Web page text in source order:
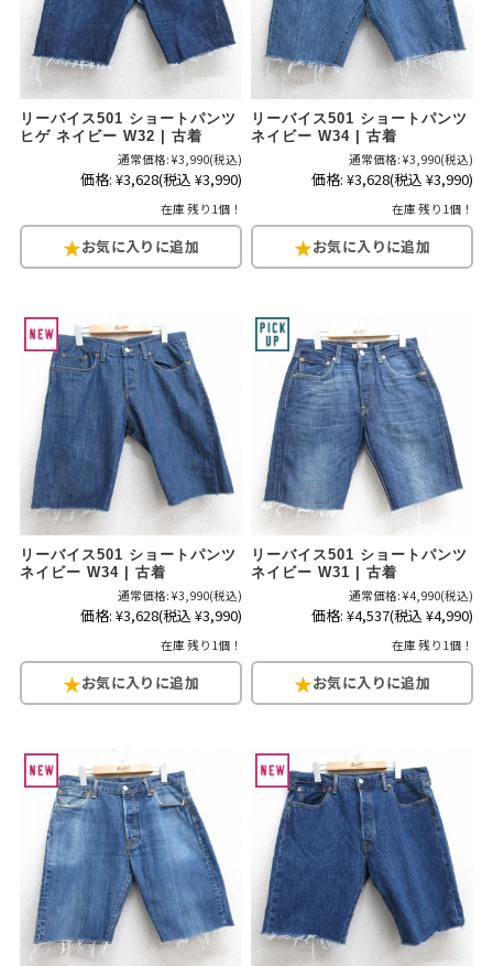
リーバイス501 ショートパンツ
ヒゲ ネイビー W32 | 古着
通常価格: ¥3,990(税込)
価格: ¥3,628(税込 ¥3,990)
在庫 残り1個！
リーバイス501 ショートパンツ
ネイビー W34 | 古着
通常価格: ¥3,990(税込)
価格: ¥3,628(税込 ¥3,990)
在庫 残り1個！
リーバイス501 ショートパンツ
ネイビー W34 | 古着
通常価格: ¥3,990(税込)
価格: ¥3,628(税込 ¥3,990)
在庫 残り1個！
リーバイス501 ショートパンツ
ネイビー W31 | 古着
通常価格: ¥4,990(税込)
価格: ¥4,537(税込 ¥4,990)
在庫 残り1個！